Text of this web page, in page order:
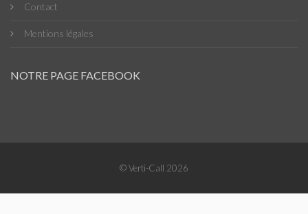
Contact
Mentions légales
NOTRE PAGE FACEBOOK
© Verti-Call 2026